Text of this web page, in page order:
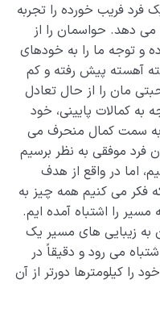
به سمت آخرت است؟
برقراری تعادل
ما را زمین‌گیر
به درستی انتخاب
فریب خورده را تجربه
می دهد. حواسمان را از
و توجه ما را به خودهای
آهسته پیش رفته و کم
مان را از حال تعادل
به کمالات پایینی، خود
سمت کمال منحرف می
موفقی به نظر برسیم
اما در واقع از هدف
فکر می کنیم همه چیز به
را اشتباه آمده ایم.
به زیبایی های مسیر یک
می رود و دقیقاً در
را کیلومترها دورتر از آن